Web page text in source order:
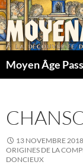
Aller
au
contenu
Moyen Âge
13 NOVEMBRE 2018
ORIGINES DE LA
DONCIEUX